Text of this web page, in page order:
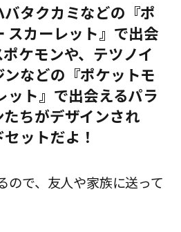
タクカミなどの『ポ
スカーレット』で出会
ケモンや、テツノイ
などの『ポケットモ
ット』で出会えるパラ
ちがデザインされ
ットだよ！
ので、友人や家族に送って